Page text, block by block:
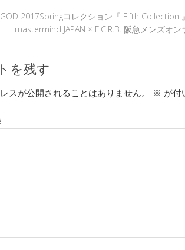
k
GOD 2017Springコレクション『 Fifth Collection
mastermind JAPAN × F.C.R.B. 阪急メンズオ
を残す
スが公開されることはありません。 ※ が付